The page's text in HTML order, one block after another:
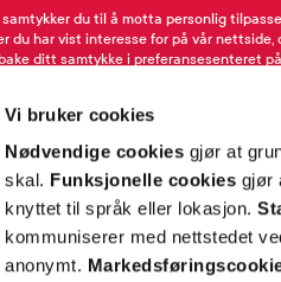
Vi bruker cookies
Nødvendige cookies gjør at
skal. Funksjonelle cookies gjør
knyttet til språk eller lokasjon.
kommuniserer med nettstedet
anonymt.
du til å motta personlig
du har vist interesse for på vår
ditt samtykke i preferansesenteret